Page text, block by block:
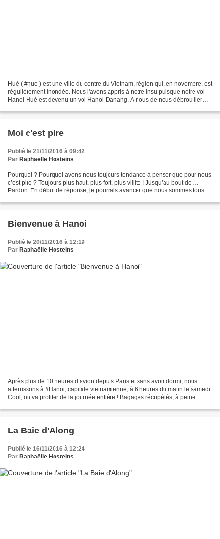
Hué ( #hue ) est une ville du centre du Vietnam, région qui, en novembre, est
régulièrement inondée. Nous l'avons appris à notre insu puisque notre vol
Hanoi-Hué est devenu un vol Hanoi-Danang. A nous de nous débrouiller
Moi c'est pire
Publié le 21/11/2016 à 09:42
Par Raphaëlle Hosteins
Pourquoi ? Pourquoi avons-nous toujours tendance à penser que pour nous
c’est pire ? Toujours plus haut, plus fort, plus viiiite ! Jusqu’au bout de …
Pardon. En début de réponse, je pourrais avancer que nous sommes tous
Bienvenue à Hanoi
Publié le 20/11/2016 à 12:19
Par Raphaëlle Hosteins
Après plus de 10 heures d’avion depuis Paris et sans avoir dormi, nous
atterrissons à #Hanoi, capitale vietnamienne, à 6 heures du matin le samedi.
Cool, on va profiter de la journée entière ! Bagages récupérés, à peine
La Baie d'Along
Publié le 16/11/2016 à 12:24
Par Raphaëlle Hosteins